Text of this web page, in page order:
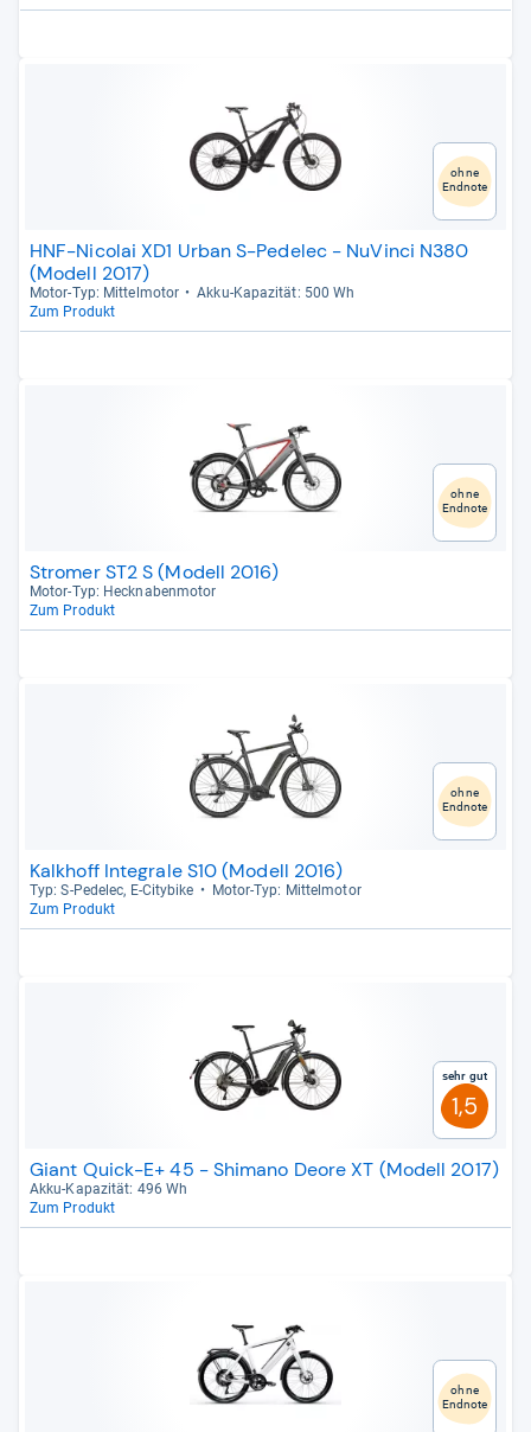
ohne
Endnote
HNF-Nicolai XD1 Urban S-Pedelec - NuVinci N380
(Modell 2017)
Motor-​Typ: Mit­tel­mo­tor
Akku-​Kapa­zi­tät: 500 Wh
Zum Produkt
ohne
Endnote
Stromer ST2 S (Modell 2016)
Motor-​Typ: Heck­na­ben­mo­tor
Zum Produkt
ohne
Endnote
Kalkhoff Integrale S10 (Modell 2016)
Typ: S-​Pede­lec, E-​City­bike
Motor-​Typ: Mit­tel­mo­tor
Zum Produkt
Sehr gut
1,5
Giant Quick-E+ 45 - Shimano Deore XT (Modell 2017)
Akku-​Kapa­zi­tät: 496 Wh
Zum Produkt
ohne
Endnote